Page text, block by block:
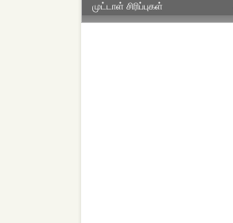
முட்டாள் சிரிப்புகள்